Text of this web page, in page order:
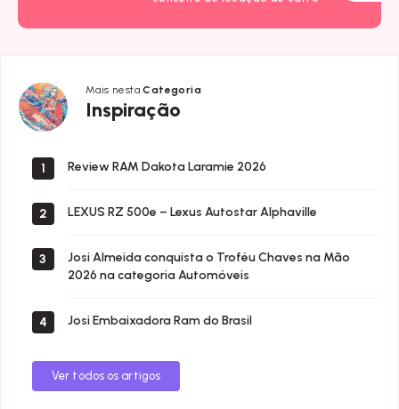
Mais nestaCategoria
Inspiração
Inspiração
1 Review RAM Dakota Laramie 2026
2 LEXUS RZ 500e – Lexus Autostar Alphaville
3
Josi Almeida conquista o Troféu Chaves na Mão
2026 na categoria Automóveis
4 Josi Embaixadora Ram do Brasil
Ver todos os artigos